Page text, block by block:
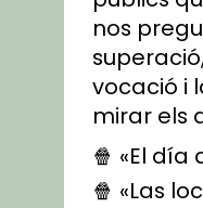
nos
vocació i
mirar els
🍿 «El
🍿 «Las